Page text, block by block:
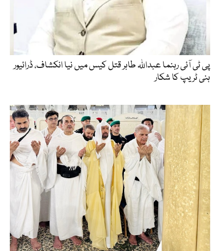
پی ٹی آئی رہنما عبداللہ طاہر قتل کیس میں نیا انکشاف، ڈرائیور
ہنی ٹریپ کا شکار